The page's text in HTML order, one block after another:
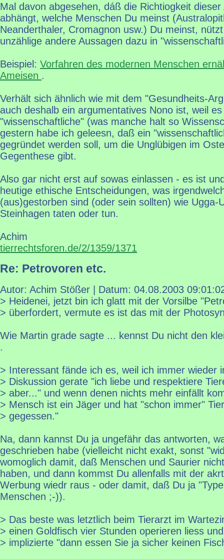
Mal davon abgesehen, dáß die Richtiogkeit
abhängt, welche Menschen Du meinst
Neanderthaler, Cromagnon usw.) Du meinst,
unzählige andere Aussagen dazu in
Beispiel: Vorfahren des modernen Menschen
Ameisen .
Verhält sich ähnlich wie mit dem "Gesundheits-
auch deshalb ein argumentatives Nono ist, weil
"wissenschaftliche" (was manche halt so
gestern habe ich geleesn, daß ein
gegründet werden soll, um die Unglübigen im
Gegenthese gibt.
Also gar nicht erst auf sowas einlassen - es ist
heutige ethische Entscheidungen, was
(aus)gestorben sind (oder sein sollten) wie Ugga-
Steinhagen taten oder tun.
Achim
tierrechtsforen.de/2/1359/1371
Re: Petrovoren etc.
Autor: Achim Stößer | Datum: 04.08.2003
> Heidenei, jetzt bin ich glatt mit der Vorsilbe
> überfordert, vermute es ist das mit der
Wie Martin grade sagte ... kennst Du nicht den
.
> Interessant fände ich es, weil ich immer wieder
> Diskussion gerate "ich liebe und respektiere
> aber..." und wenn denen nichts mehr einfällt
> Mensch ist ein Jäger und hat "schon immer"
> gegessen."
Na, dann kannst Du ja ungefähr das antworten,
geschrieben habe (vielleicht nicht exakt, sonst
womoglich damit, daß Menschen und Saurier
haben, und dann kommst Du allenfalls mit der
Werbung wiedr raus - oder damit, daß Du ja
Menschen ;-)).
> Das beste was letztlich beim Tierarzt im
> einen Goldfisch vier Stunden operieren liess
> implizierte "dann essen Sie ja sicher keinen